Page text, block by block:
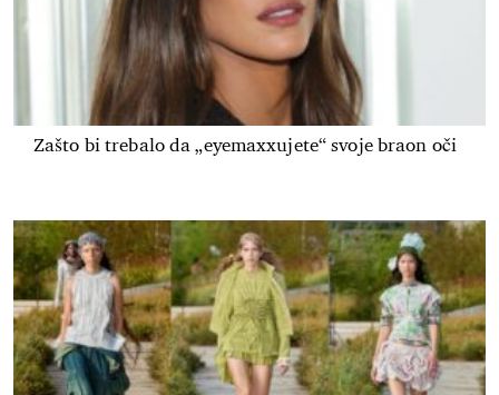
Zašto bi trebalo da „eyemaxxujete“ svoje braon oči